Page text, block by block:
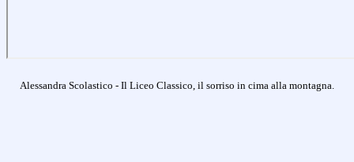
Alessandra Scolastico - Il Liceo Classico, il sorriso in cima alla montagna.